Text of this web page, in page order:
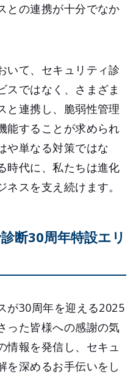
との連携が十分でなか
いて、セキュリティ診
スではなく、さまざま
と連携し、脆弱性管理
能することが求められ
や単なる対策ではな
時代に、私たちは進化
スを支え続けます。
断30周年特設エリ
が30周年を迎える2025
った皆様への感謝の気
情報を発信し、セキュ
を深めるお手伝いをし